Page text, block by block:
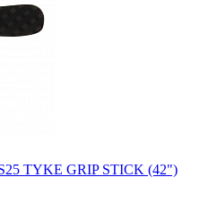
TYKE GRIP STICK (42")